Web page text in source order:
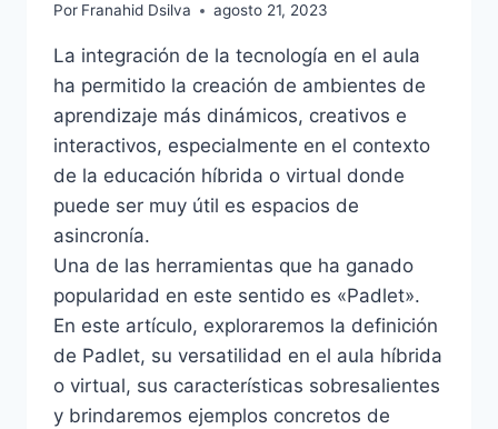
Por Franahid Dsilva agosto 21, 2023
La integración de la tecnología en el aula
ha permitido la creación de ambientes de
aprendizaje más dinámicos, creativos e
interactivos, especialmente en el contexto
de la educación híbrida o virtual donde
puede ser muy útil es espacios de
asincronía.
Una de las herramientas que ha ganado
popularidad en este sentido es «Padlet».
En este artículo, exploraremos la definición
de Padlet, su versatilidad en el aula híbrida
o virtual, sus características sobresalientes
y brindaremos ejemplos concretos de